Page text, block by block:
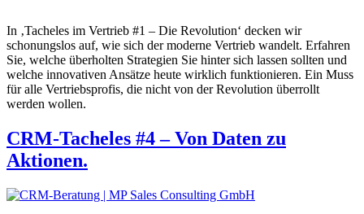
In ‚Tacheles im Vertrieb #1 – Die Revolution‘ decken wir
schonungslos auf, wie sich der moderne Vertrieb wandelt. Erfahren
Sie, welche überholten Strategien Sie hinter sich lassen sollten und
welche innovativen Ansätze heute wirklich funktionieren. Ein Muss
für alle Vertriebsprofis, die nicht von der Revolution überrollt
werden wollen.
CRM-Tacheles #4 – Von Daten zu
Aktionen.